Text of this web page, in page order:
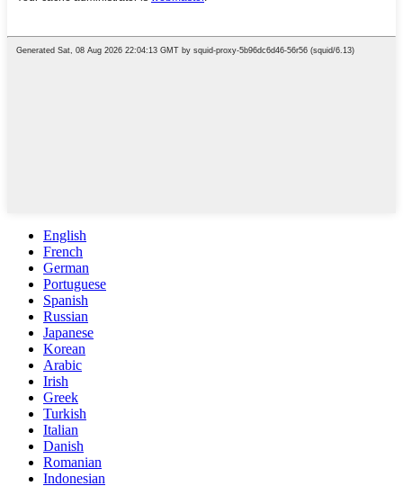
English
French
German
Portuguese
Spanish
Russian
Japanese
Korean
Arabic
Irish
Greek
Turkish
Italian
Danish
Romanian
Indonesian